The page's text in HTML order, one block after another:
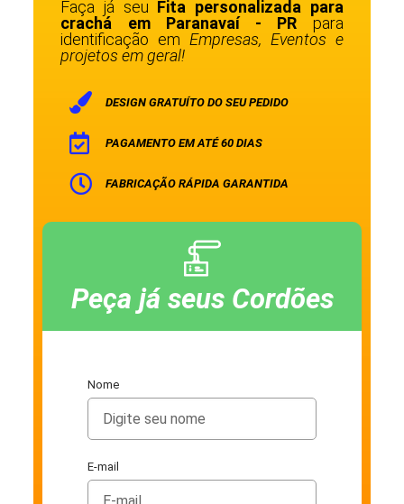
Faça já seu Fita personalizada para
crachá em Paranavaí - PR para
identificação em Empresas, Eventos e
projetos em geral!
DESIGN GRATUÍTO DO SEU PEDIDO
PAGAMENTO EM ATÉ 60 DIAS
FABRICAÇÃO RÁPIDA GARANTIDA
Peça já seus Cordões
Nome
E-mail